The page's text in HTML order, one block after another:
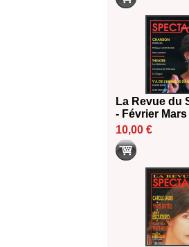
La Revue du
- Février Mars
10,00 €